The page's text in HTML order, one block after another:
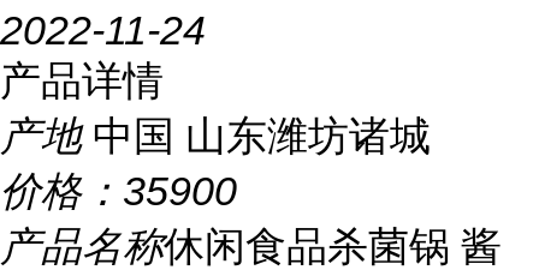
2022-11-24
产品详情
产地 中国 山东潍坊诸城
价格： 35900
产品名称休闲食品杀菌锅 酱